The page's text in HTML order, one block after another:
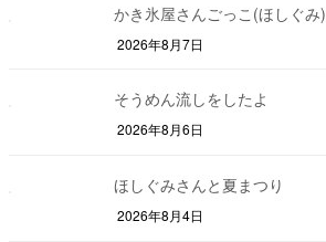
かき氷屋さんごっこ(ほしぐみ)
2026年8月7日
そうめん流しをしたよ
2026年8月6日
ほしぐみさんと夏まつり
2026年8月4日